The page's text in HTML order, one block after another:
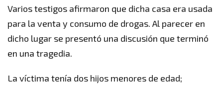
Varios testigos afirmaron que dicha casa era usada
para la venta y consumo de drogas. Al parecer en
dicho lugar se presentó una discusión que terminó
en una tragedia.
La víctima tenía dos hijos menores de edad;